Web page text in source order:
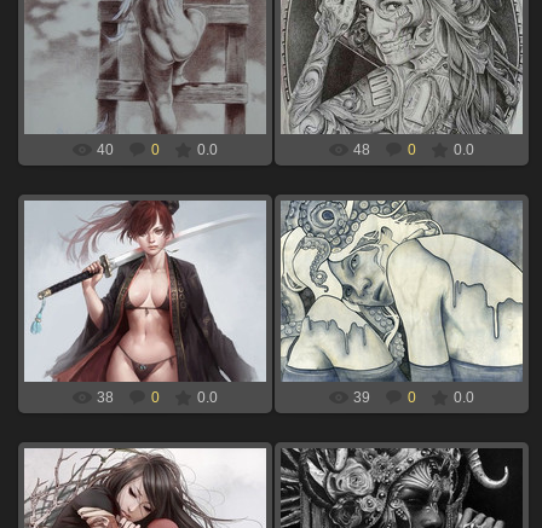
06.09.2024
ангел на лестнице для выжигания
по дереву
xBOINGx
40 0 0.0
06.09.2024
девушка смерть для выжигания по
дереву
xBOINGx
48 0 0.0
06.09.2024
девушка с мечем для выжигания
по дереву
xBOINGx
38 0 0.0
06.09.2024
девушка в воде для выжигания по
дереву
xBOINGx
39 0 0.0
06.09.2024 06.09.2024